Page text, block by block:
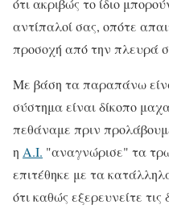
ότι ακριβώς το ίδιο
αντίπαλοί σας, οπότε
προσοχή από την πλευρά
Με βάση τα παραπάνω
σύστημα είναι δίκοπο
πεθάναμε πριν
η A.I. "αναγνώρισε" τα
επιτέθηκε με τα
ότι καθώς εξερευνείτε